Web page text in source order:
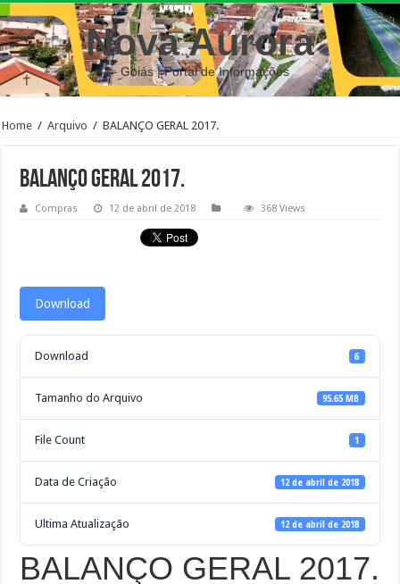
Nova Aurora
– Goiás | Portal de Informações
Home / Arquivo / BALANÇO GERAL 2017.
BALANÇO GERAL 2017.
Compras 12 de abril de 2018 368 Views
Download
Download 6
Tamanho do Arquivo 95.65 MB
File Count 1
Data de Criação 12 de abril de 2018
Ultima Atualização 12 de abril de 2018
BALANÇO GERAL 2017.